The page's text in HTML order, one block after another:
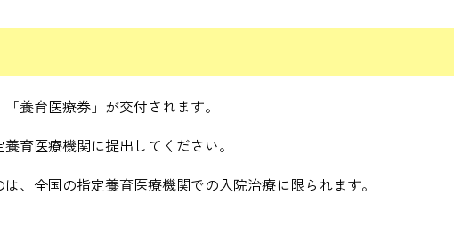
養育医療券」が交付されます。
育医療機関に提出してください。
、全国の指定養育医療機関での入院治療に限られます。